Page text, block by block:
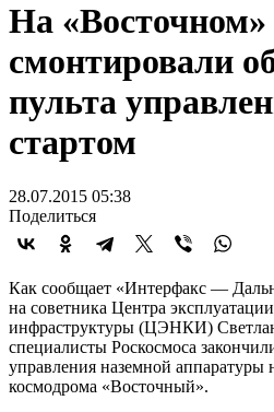
На «Восточном»
смонтировали
пульта
стартом
28.07.2015 05:38
Поделиться
Как сообщает «Интерфакс —
на советника Центра
инфраструктуры (ЦЭНКИ)
специалисты Роскосмоса
управления наземной аппаратуры
космодрома «Восточный».